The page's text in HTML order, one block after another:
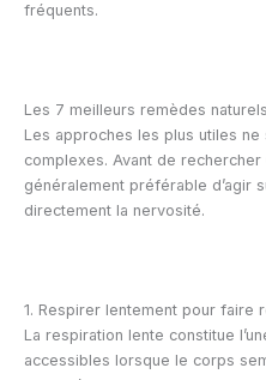
fréquents.
Les 7 meilleurs remèdes
Les approches les plus utiles
complexes. Avant de
généralement préférable d’agir
directement la nervosité.
1. Respirer lentement pour faire
La respiration lente constitue
accessibles lorsque le corps